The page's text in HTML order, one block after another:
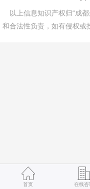
以上信息知识产权归“成
和合法性负责，如有侵权或
首页 在线咨